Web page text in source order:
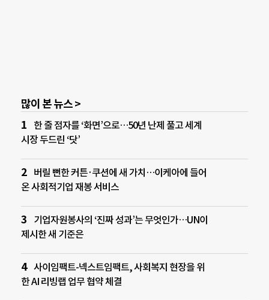
많이 본 뉴스 >
한 줄 점자를 ‘화면’으로…50년 난제 풀고 세계
시장 두드린 ‘닷’
버릴 뻔한 커튼·쿠션에 새 가치…이케아에 들어
온 사회적기업 재봉 서비스
기업자원봉사의 ‘진짜 성과’는 무엇인가…UN이
제시한 새 기준은
사이임팩트-넥스트임팩트, 사회복지 현장을 위
한 AI 리빙랩 업무 협약 체결